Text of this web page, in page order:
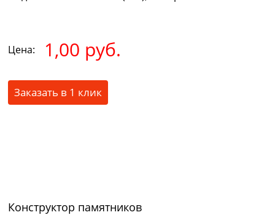
Цена: 1,00 руб.
Заказать в 1 клик
Конструктор памятников